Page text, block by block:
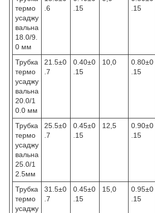
термо
усаджу
вальна
18.0/9.
0 мм
.6
.15
.15
Трубка
термо
усаджу
вальна
20.0/1
0.0 мм
21.5±0
.7
0.40±0
.15
10,0
0.80±0
.15
Трубка
термо
усаджу
вальна
25.0/1
2.5мм
25.5±0
.7
0.45±0
.15
12,5
0.90±0
.15
Трубка
термо
усаджу
31.5±0
.7
0.45±0
.15
15,0
0.95±0
.15